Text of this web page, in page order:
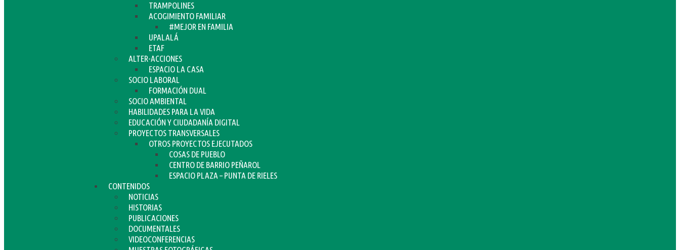
TRAMPOLINES
ACOGIMIENTO FAMILIAR
#MEJOR EN FAMILIA
UPALALÁ
ETAF
ALTER-ACCIONES
ESPACIO LA CASA
SOCIO LABORAL
FORMACIÓN DUAL
SOCIO AMBIENTAL
HABILIDADES PARA LA VIDA
EDUCACIÓN Y CIUDADANÍA DIGITAL
PROYECTOS TRANSVERSALES
OTROS PROYECTOS EJECUTADOS
COSAS DE PUEBLO
CENTRO DE BARRIO PEÑAROL
ESPACIO PLAZA – PUNTA DE RIELES
CONTENIDOS
NOTICIAS
HISTORIAS
PUBLICACIONES
DOCUMENTALES
VIDEOCONFERENCIAS